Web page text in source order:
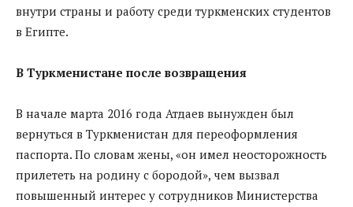
внутри страны и работу среди туркменских студентов
в Египте.
В Туркменистане после возвращения
В начале марта 2016 года Атдаев вынужден был
вернуться в Туркменистан для переоформления
паспорта. По словам жены, «он имел неосторожность
прилететь на родину с бородой», чем вызвал
повышенный интерес у сотрудников Министерства